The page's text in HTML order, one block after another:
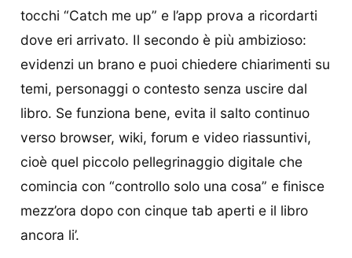
tocchi “Catch me up” e l’app prova a ricordarti
dove eri arrivato. Il secondo è più ambizioso:
evidenzi un brano e puoi chiedere chiarimenti su
temi, personaggi o contesto senza uscire dal
libro. Se funziona bene, evita il salto continuo
verso browser, wiki, forum e video riassuntivi,
cioè quel piccolo pellegrinaggio digitale che
comincia con “controllo solo una cosa” e finisce
mezz’ora dopo con cinque tab aperti e il libro
ancora li’.